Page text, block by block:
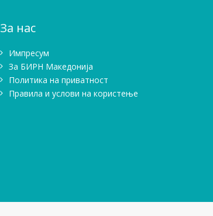
За нас
Импресум
Зa БИРН Македонија
Политика на приватност
Правила и услови на користење